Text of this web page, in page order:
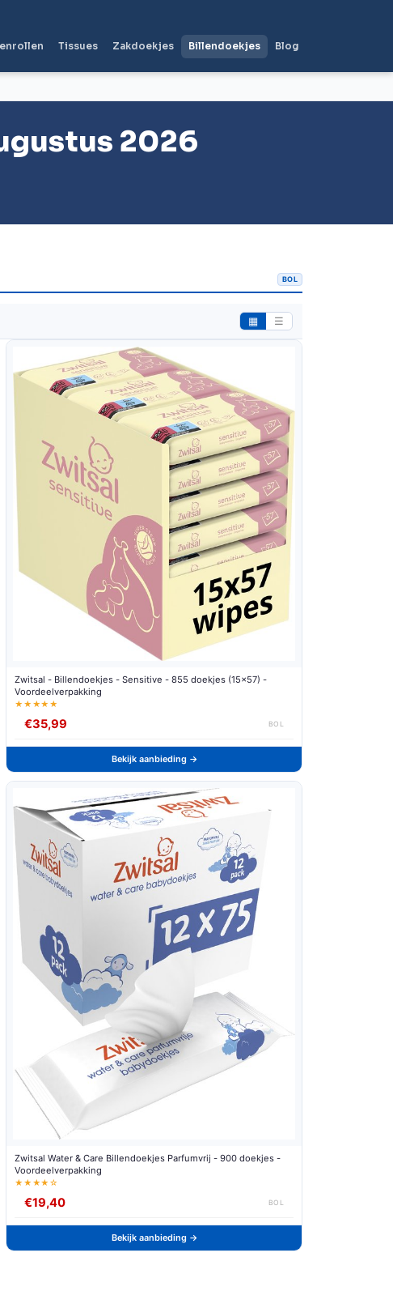
Tissues Zakdoekjes Billendoekjes Blog
2026
BOL
▦ ☰
Zwitsal - Billendoekjes - Sensitive - 855 doekjes (15x57) -
Voordeelverpakking
★★★★★
€35,99 BOL
Bekijk aanbieding →
Zwitsal Water & Care Billendoekjes Parfumvrij - 900 doekjes -
Voordeelverpakking
★★★★☆
€19,40 BOL
Bekijk aanbieding →